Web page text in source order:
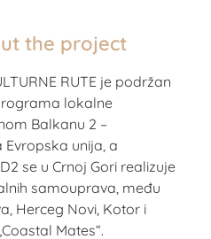
the project
RUTE je podržan
lokalne
Balkanu 2 –
Evropska unija, a
se u Crnoj Gori realizuje
samouprava, među
Herceg Novi, Kotor i
Mates“.